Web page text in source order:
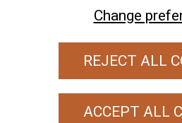
PRIVACY POLICY
COOKIEBELEID
Change
REJECT ALL
ACCEPT ALL